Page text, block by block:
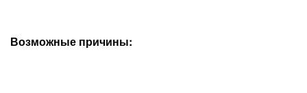
Возможные причины: